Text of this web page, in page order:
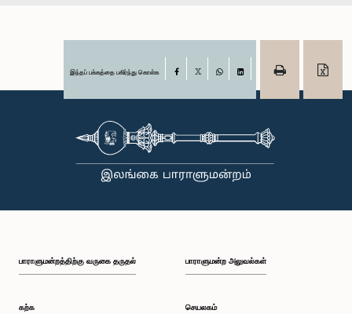
இந்தப் பக்கத்தை பகிர்ந்து கொள்க Facebook
பாராளுமன்றத்திற்கு வருகை தருதல்
கற்க
பாராளுமன்ற அலுவல்கள்
செயலகம்